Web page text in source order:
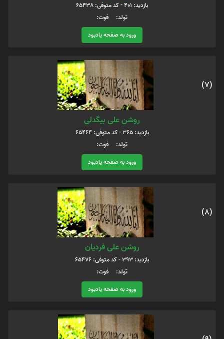
بازدید: 401 - کد متوفی: 65438
تولد: فوت:
ورود به صفحه یادبود
(7)
روشن علی بیگدلی
بازدید: 365 - کد متوفی: 65464
تولد: فوت:
ورود به صفحه یادبود
(8)
روشن علی فردیان
بازدید: 393 - کد متوفی: 65476
تولد: فوت:
ورود به صفحه یادبود